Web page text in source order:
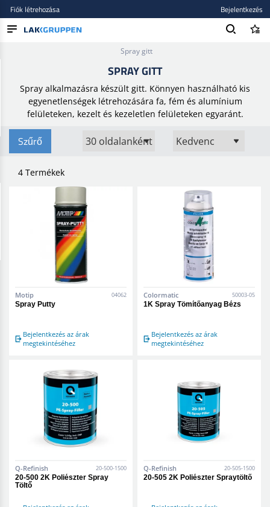
BLOG
MÁRKÁK
ÚJ BEKERÜLT
Fiók létrehozása Bejelentkezés
Spray gitt
SPRAY GITT
Spray alkalmazásra készült gitt. Könnyen használható kis
egyenetlenségek létrehozására fa, fém és alumínium
felületeken, kezelt és kezeletlen felületeken egyaránt.
Szűrő
4 Termékek
Motip 04062
Spray Putty
Bejelentkezés az árak
megtekintéséhez
Colormatic 50003-05
1K Spray Tömítőanyag Bézs
Bejelentkezés az árak
megtekintéséhez
Q-Refinish 20-500-1500
20-500 2K Poliészter Spray
Töltő
Q-Refinish 20-505-1500
20-505 2K Poliészter Spraytöltő